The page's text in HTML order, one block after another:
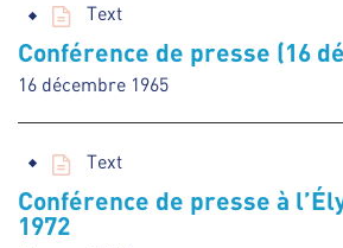
Text
Conférence de presse (16
16 décembre 1965
Text
Conférence de presse à
1972